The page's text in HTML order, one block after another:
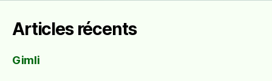
Articles récents
Gimli